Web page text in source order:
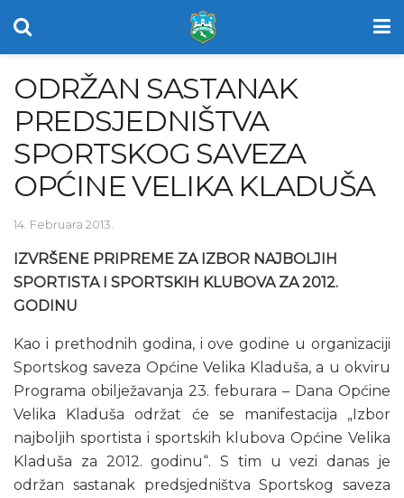
ODRŽAN SASTANAK
PREDSJEDNIŠTVA
SPORTSKOG SAVEZA
OPĆINE VELIKA KLADUŠA
14. Februara 2013.
IZVRŠENE PRIPREME ZA IZBOR NAJBOLJIH
SPORTISTA I SPORTSKIH KLUBOVA ZA 2012.
GODINU
Kao i prethodnih godina, i ove godine u organizaciji
Sportskog saveza Općine Velika Kladuša, a u okviru
Programa obilježavanja 23. feburara – Dana Općine
Velika Kladuša održat će se manifestacija „Izbor
najboljih sportista i sportskih klubova Općine Velika
Kladuša za 2012. godinu“. S tim u vezi danas je
održan sastanak predsjedništva Sportskog saveza